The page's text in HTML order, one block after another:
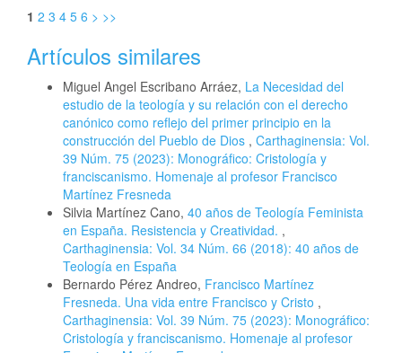
1 2 3 4 5 6 > >>
Artículos similares
Miguel Angel Escribano Arráez, La Necesidad del
estudio de la teología y su relación con el derecho
canónico como reflejo del primer principio en la
construcción del Pueblo de Dios , Carthaginensia: Vol.
39 Núm. 75 (2023): Monográfico: Cristología y
franciscanismo. Homenaje al profesor Francisco
Martínez Fresneda
Silvia Martínez Cano, 40 años de Teología Feminista
en España. Resistencia y Creatividad. ,
Carthaginensia: Vol. 34 Núm. 66 (2018): 40 años de
Teología en España
Bernardo Pérez Andreo, Francisco Martínez
Fresneda. Una vida entre Francisco y Cristo ,
Carthaginensia: Vol. 39 Núm. 75 (2023): Monográfico:
Cristología y franciscanismo. Homenaje al profesor